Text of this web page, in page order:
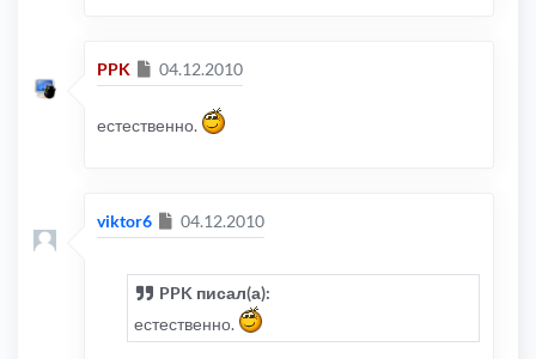
PPK Сообщение
04.12.2010
естественно.
viktor6 Сообщение
04.12.2010
PPK писал(а):
естественно.